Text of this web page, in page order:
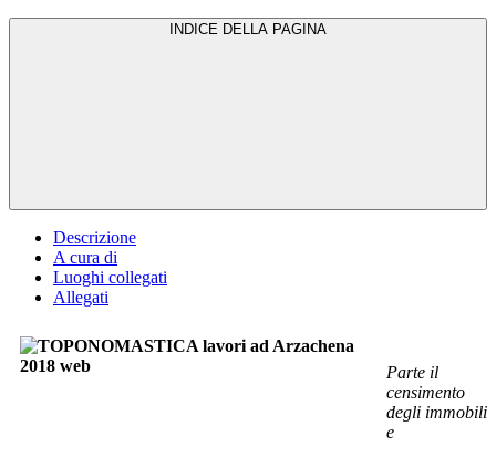
Descrizione
A cura di
Luoghi collegati
Allegati
Parte il
censimento
degli immobili
e